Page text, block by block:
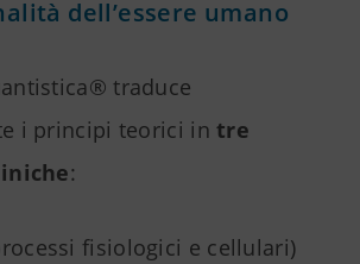
dell’essere umano
traduce
i principi teorici intre
:
fisiologici e cellulari)